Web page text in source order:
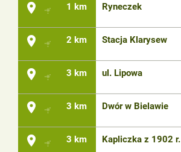
place 1 km Ryneczek
place 2 km Stacja Klarysew
place 3 km ul. Lipowa
place 3 km Dwór w Bielawie
place 3 km Kapliczka z 1902 r.